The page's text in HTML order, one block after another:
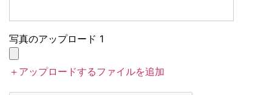
写真のアップロード 1
＋アップロードするファイルを追加